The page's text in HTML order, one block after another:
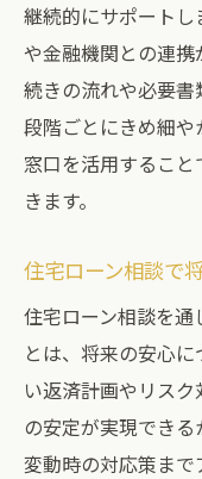
継続的にサポート
や金融機関との連
続きの流れや必要書
段階ごとにきめ細
窓口を活用するこ
きます。
住宅ローン相談で
住宅ローン相談を通
とは、将来の安心
い返済計画やリス
の安定が実現でき
変動時の対応策ま